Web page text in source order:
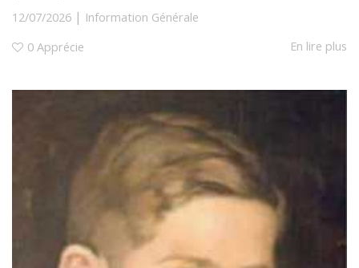
12/07/2026 | Information Générale
0 Apprécie En lire plus